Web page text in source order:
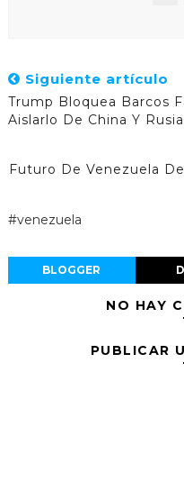
Siguiente artículo
Trump Bloquea Barcos
Aislarlo De China Y Rusia
Futuro De Venezuela
#venezuela
BLOGGER
NO HAY
PUBLICAR